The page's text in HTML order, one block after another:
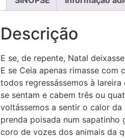
Descrição
E se, de repente, Natal
E se Ceia apenas rimasse com
todos regressássemos à
se sentam e cabem três ou
voltássemos a sentir o calor
prenda poisada num sapatinho
coro de vozes dos animais da